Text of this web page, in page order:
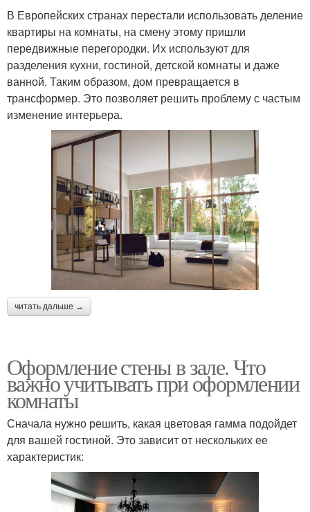
В Европейских странах перестали использовать деление
квартиры на комнаты, на смену этому пришли
передвижные перегородки. Их используют для
разделения кухни, гостиной, детской комнаты и даже
ванной. Таким образом, дом превращается в
трансформер. Это позволяет решить проблему с частым
изменение интерьера.
читать дальше →
Оформление стены в зале. Что
важно учитывать при оформлении
комнаты
Сначала нужно решить, какая цветовая гамма подойдет
для вашей гостиной. Это зависит от нескольких ее
характеристик: